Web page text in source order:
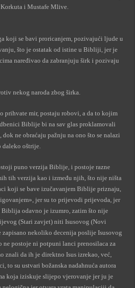
i Mustafe Mlive.
koji se bavi proricanjem, pozivajući ljude u
što je ostatak od istine u Bibliji, jer je
naređivao da zabranjuju širk i pozivaju
nekog naroda zbog širka.
prihvate mir, postaju robovi, a da to kojim
Biblije bi na sav glas proklamovali
ne obraćaju pažnju na ono što se nalazi
oštrije.
puno verzija Biblije, i postoje razne
tih verzija kao i između njih, što nije ništa
koji se bave izučavanjem Biblije priznaju,
jer su to prijevodi prijevoda, jer
odavno je izumro, zatim što nije
(Stari zavjet) niti Isusovog (Novi
nekoliko decenija poslije Isusovog
ne postoje ni potpuni lanci prenosilaca za
znali da ih je direktno Isus izrekao, već,
to su ustvari božanska nadahnuća autora
koja iziskuje slijepo vjerovanje jer ju je